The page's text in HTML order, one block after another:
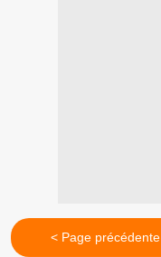
< Page précédente